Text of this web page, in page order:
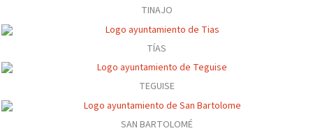
TINAJO
TÍAS
TEGUISE
SAN BARTOLOMÉ